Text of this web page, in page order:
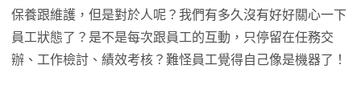
保養跟維護，但是對於人呢？我們有多久沒有好好關心一下
員工狀態了？是不是每次跟員工的互動，只停留在任務交
辦、工作檢討、績效考核？難怪員工覺得自己像是機器了！